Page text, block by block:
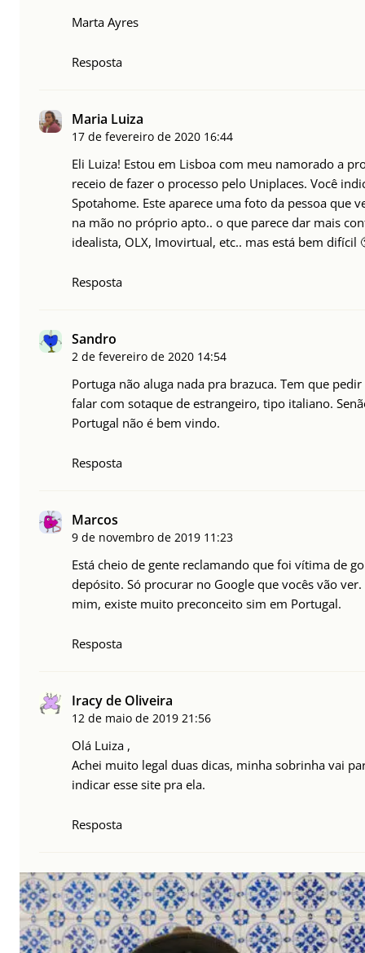
Marta Ayres
Resposta
Maria Luiza
17 de fevereiro de 2020 16:44
Eli Luiza! Estou em Lisboa com meu namorado a
receio de fazer o processo pelo Uniplaces. Você
Spotahome. Este aparece uma foto da pessoa
na mão no próprio apto.. o que parece dar mais
idealista, OLX, Imovirtual, etc.. mas está bem difícil
Resposta
Sandro
2 de fevereiro de 2020 14:54
Portuga não aluga nada pra brazuca. Tem que
falar com sotaque de estrangeiro, tipo italiano.
Portugal não é bem vindo.
Resposta
Marcos
9 de novembro de 2019 11:23
Está cheio de gente reclamando que foi vítima de
depósito. Só procurar no Google que vocês vão
mim, existe muito preconceito sim em Portugal.
Resposta
Iracy de Oliveira
12 de maio de 2019 21:56
Olá Luiza ,
Achei muito legal duas dicas, minha sobrinha vai
indicar esse site pra ela.
Resposta